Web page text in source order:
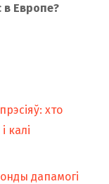
Европе?
хто
калі
дапамогі